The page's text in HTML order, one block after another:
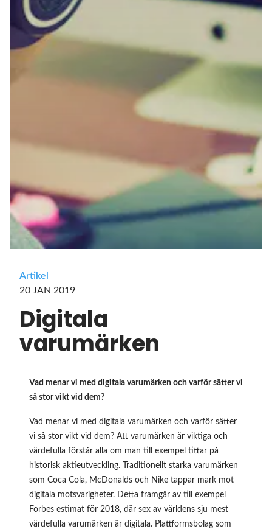
Artikel
20 JAN 2019
Digitala
varumärken
Vad menar vi med digitala varumärken och varför sätter vi
så stor vikt vid dem?
Vad menar vi med digitala varumärken och varför sätter
vi så stor vikt vid dem? Att varumärken är viktiga och
värdefulla förstår alla om man till exempel tittar på
historisk aktieutveckling. Traditionellt starka varumärken
som Coca Cola, McDonalds och Nike tappar mark mot
digitala motsvarigheter. Detta framgår av till exempel
Forbes estimat för 2018, där sex av världens sju mest
värdefulla varumärken är digitala. Plattformsbolag som